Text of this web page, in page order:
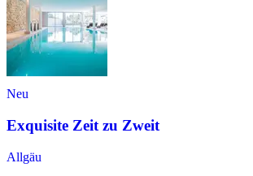
Neu
Exquisite Zeit zu Zweit
Allgäu